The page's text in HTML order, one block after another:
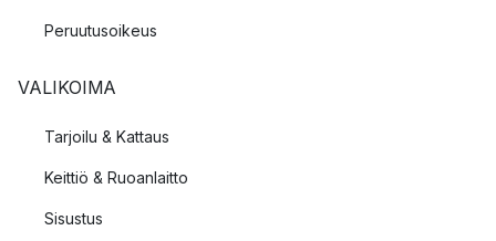
Peruutusoikeus
VALIKOIMA
Tarjoilu & Kattaus
Keittiö & Ruoanlaitto
Sisustus